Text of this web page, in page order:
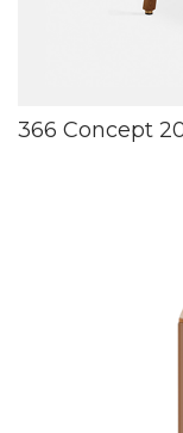
366 Concept